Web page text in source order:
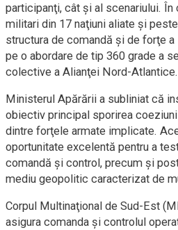
participanţi, cât şi al scenariului.
militari din 17 naţiuni aliate şi
structura de comandă şi de forţe
pe o abordare de tip 360 grade a
colective a Alianţei Nord-Atlantice.
Ministerul Apărării a subliniat că
obiectiv principal sporirea
dintre forţele armate implicate.
oportunitate excelentă pentru a
comandă şi control, precum şi
mediu geopolitic caracterizat de
Corpul Multinaţional de Sud-Est
asigura comanda şi controlul